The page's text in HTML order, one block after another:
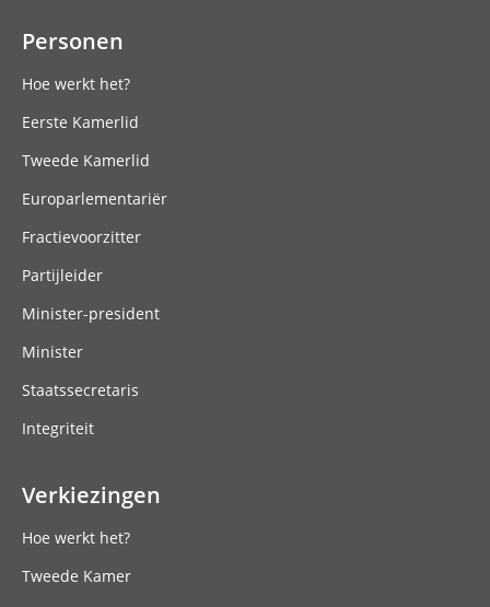
Personen
Hoe werkt het?
Eerste Kamerlid
Tweede Kamerlid
Europarlementariër
Fractievoorzitter
Partijleider
Minister-president
Minister
Staatssecretaris
Integriteit
Verkiezingen
Hoe werkt het?
Tweede Kamer